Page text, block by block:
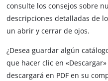
consulte los consejos sobre
descripciones detalladas de
un abrir y cerrar de ojos.
¿Desea guardar algún
que hacer clic en
descargará en PDF en su